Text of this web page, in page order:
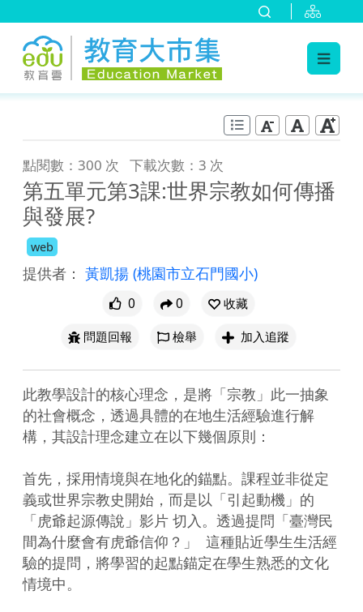
點閱數：300 次 下載次數：3 次
第五單元第3課:世界宗教如何傳播
與發展?
web
提供者： 黃凱揚 (桃園市立石門國小)
0 0
收藏
問題回報
檢舉 加入追蹤
此教學設計的核心理念，是將「宗教」此一抽象
的社會概念，透過具體的在地生活經驗進行解
構，其設計理念建立在以下幾個原則：
首先，採用情境與在地化的錨點。課程並非從定
義或世界宗教史開始，而是以「引起動機」的
「虎爺起源傳說」影片 切入。透過提問「臺灣民
間為什麼會有虎爺信仰？」  這種貼近學生生活經
驗的提問，將學習的起點錨定在學生熟悉的文化
情境中。